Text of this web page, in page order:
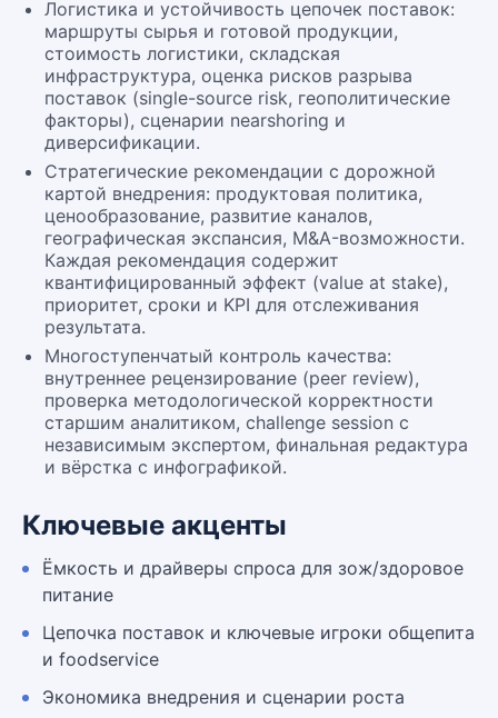
Логистика и устойчивость цепочек поставок:
маршруты сырья и готовой продукции,
стоимость логистики, складская
инфраструктура, оценка рисков разрыва
поставок (single-source risk, геополитические
факторы), сценарии nearshoring и
диверсификации.
Стратегические рекомендации с дорожной
картой внедрения: продуктовая политика,
ценообразование, развитие каналов,
географическая экспансия, M&A-возможности.
Каждая рекомендация содержит
квантифицированный эффект (value at stake),
приоритет, сроки и KPI для отслеживания
результата.
Многоступенчатый контроль качества:
внутреннее рецензирование (peer review),
проверка методологической корректности
старшим аналитиком, challenge session с
независимым экспертом, финальная редактура
и вёрстка с инфографикой.
Ключевые акценты
Ёмкость и драйверы спроса для зож/здоровое
питание
Цепочка поставок и ключевые игроки общепита
и foodservice
Экономика внедрения и сценарии роста